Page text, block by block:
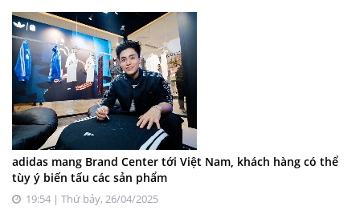
adidas mang Brand Center tới Việt Nam, khách hàng có thể
tùy ý biến tấu các sản phẩm
19:54 | Thứ bảy, 26/04/2025